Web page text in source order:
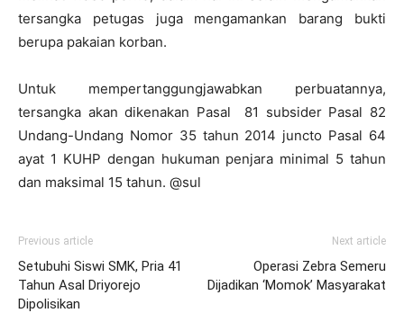
tersangka petugas juga mengamankan barang bukti
berupa pakaian korban.
Untuk mempertanggungjawabkan perbuatannya,
tersangka akan dikenakan Pasal 81 subsider Pasal 82
Undang-Undang Nomor 35 tahun 2014 juncto Pasal 64
ayat 1 KUHP dengan hukuman penjara minimal 5 tahun
dan maksimal 15 tahun. @sul
Previous article
Setubuhi Siswi SMK, Pria 41
Tahun Asal Driyorejo
Dipolisikan
Next article
Operasi Zebra Semeru
Dijadikan ‘Momok’ Masyarakat